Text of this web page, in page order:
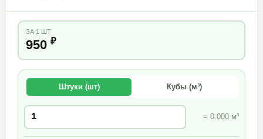
ЗА 1 ШТ
950 ₽
Штуки (шт) Кубы (м³)
= 0.000 м³